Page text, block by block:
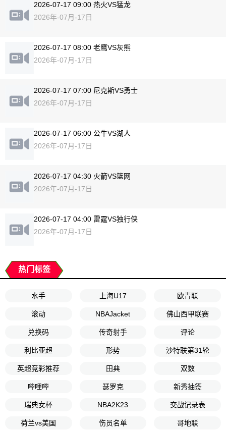
2026-07-17 09:00 热火VS猛龙
2026年-07月-17日
2026-07-17 08:00 老鹰VS灰熊
2026年-07月-17日
2026-07-17 07:00 尼克斯VS勇士
2026年-07月-17日
2026-07-17 06:00 公牛VS湖人
2026年-07月-17日
2026-07-17 04:30 火箭VS篮网
2026年-07月-17日
2026-07-17 04:00 雷霆VS独行侠
2026年-07月-17日
热门标签
水手 上海U17 欧青联
滚动 NBAJacket 佛山西甲联赛
兑换码 传奇射手 评论
利比亚超 形势 沙特联第31轮
英超竞彩推荐 田典 双数
哔哩哔 瑟罗克 新秀抽签
瑞典女杯 NBA2K23 交战记录表
荷兰vs美国 伤员名单 哥地联